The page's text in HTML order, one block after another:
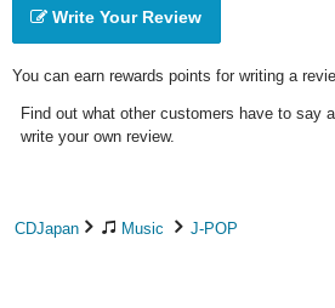
Write Your Review
You can earn rewards points for writing a
Find out what other customers have to say
write your own review.
CDJapan Music J-POP